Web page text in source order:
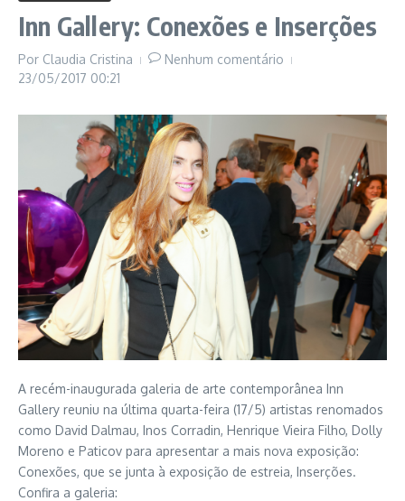
Inn Gallery: Conexões e Inserções
Por Claudia Cristina
Nenhum comentário
23/05/2017 00:21
A recém-inaugurada galeria de arte contemporânea Inn
Gallery reuniu na última quarta-feira (17/5) artistas renomados
como David Dalmau, Inos Corradin, Henrique Vieira Filho, Dolly
Moreno e Paticov para apresentar a mais nova exposição:
Conexões, que se junta à exposição de estreia, Inserções.
Confira a galeria: